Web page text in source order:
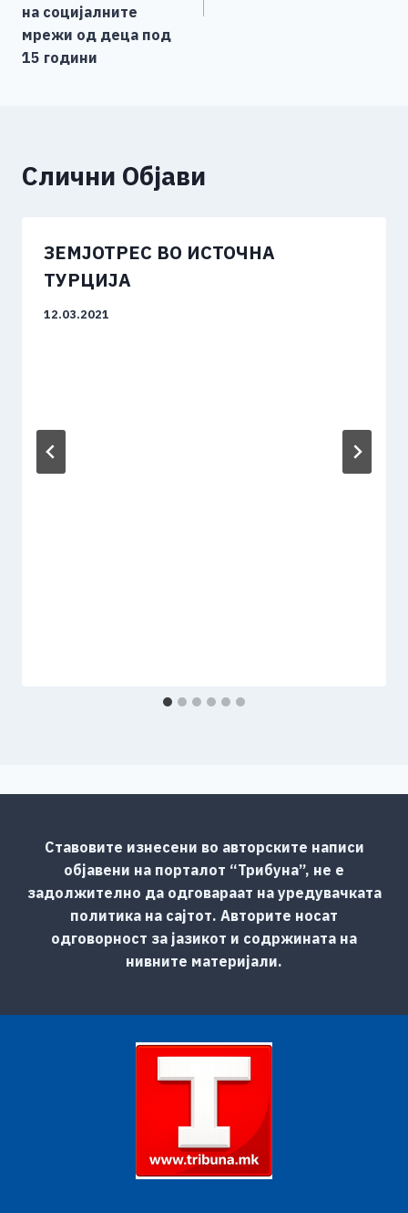
на социјалните
мрежи од деца под
15 години
Слични Објави
ЗЕМЈОТРЕС ВО ИСТОЧНА
ТУРЦИЈА
12.03.2021
Ставовите изнесени во авторските написи
објавени на порталот “Трибуна”, не е
задолжително да одговараат на уредувачката
политика на сајтот. Авторите носат
одговорност за јазикот и содржината на
нивните материјали.